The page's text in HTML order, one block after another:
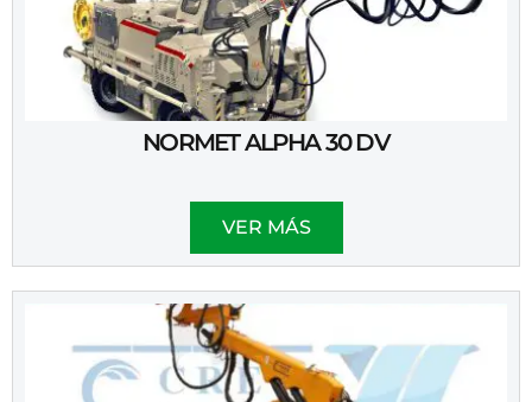
NORMET ALPHA 30 DV
VER MÁS